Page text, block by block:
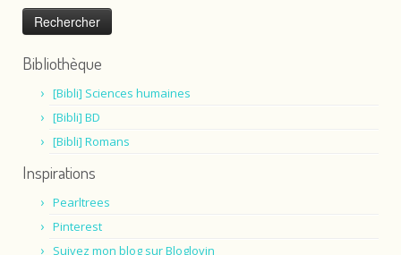
Bibliothèque
[Bibli] Sciences humaines
[Bibli] BD
[Bibli] Romans
Inspirations
Pearltrees
Pinterest
Suivez mon blog sur Bloglovin